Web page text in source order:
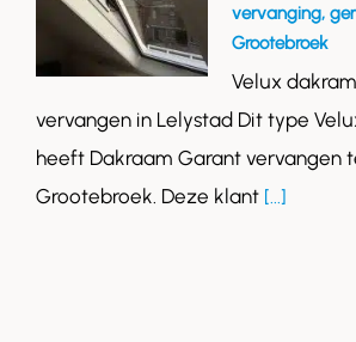
vervanging,
Grootebroek
Velux
vervangen in Lelystad Dit type
heeft Dakraam Garant vervangen
Grootebroek. Deze klant [...]